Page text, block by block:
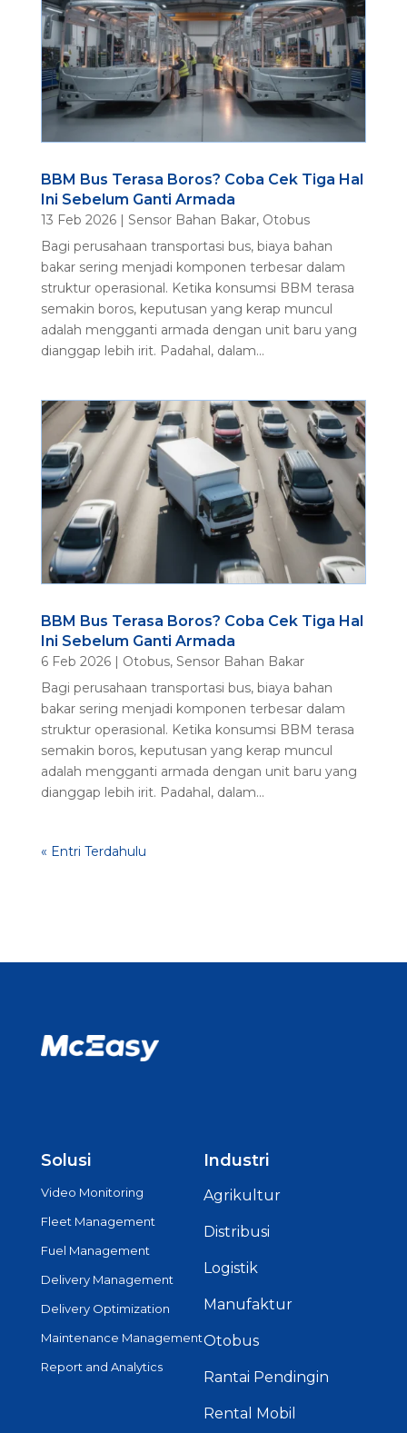
BBM Bus Terasa Boros? Coba Cek Tiga Hal
Ini Sebelum Ganti Armada
13 Feb 2026| Sensor Bahan Bakar, Otobus
Bagi perusahaan transportasi bus, biaya bahan
bakar sering menjadi komponen terbesar dalam
struktur operasional. Ketika konsumsi BBM terasa
semakin boros, keputusan yang kerap muncul
adalah mengganti armada dengan unit baru yang
dianggap lebih irit. Padahal, dalam...
BBM Bus Terasa Boros? Coba Cek Tiga Hal
Ini Sebelum Ganti Armada
6 Feb 2026| Otobus, Sensor Bahan Bakar
Bagi perusahaan transportasi bus, biaya bahan
bakar sering menjadi komponen terbesar dalam
struktur operasional. Ketika konsumsi BBM terasa
semakin boros, keputusan yang kerap muncul
adalah mengganti armada dengan unit baru yang
dianggap lebih irit. Padahal, dalam...
« Entri Terdahulu
Solusi
Video Monitoring
Fleet Management
Fuel Management
Delivery Management
Delivery Optimization
Maintenance Management
Report and Analytics
Industri
Agrikultur
Distribusi
Logistik
Manufaktur
Otobus
Rantai Pendingin
Rental Mobil